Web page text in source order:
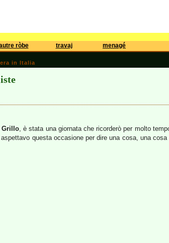
ròbe travaj menagé
in Italia
Grillo, è stata una giornata che ricorderò per molto
questa occasione per dire una cosa, una